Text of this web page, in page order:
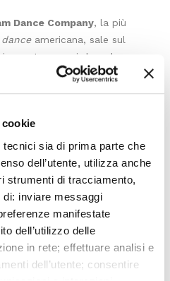
sia di prima parte che
dell’utente, utilizza anche
strumenti di tracciamento,
inviare messaggi
manifestate
dell’utilizzo delle
in rete; effettuare analisi e
dell’utente; consentire
Dance Company, la più
americana, sale sul
anni dopo la
– per celebrare il
che sono
moderno,
entrare nel mondo
la cui eredità
di tutto il mondo.
musica di Norman Dello
di danzatori – tre
romantica, quella
Lamentation